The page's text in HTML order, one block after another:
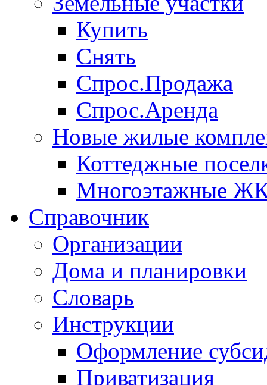
Купить
Снять
Спрос.Продажа
Спрос.Аренда
Новые жилые
Коттеджные
Многоэтажные
Справочник
Организации
Дома и планировки
Словарь
Инструкции
Оформление
Приватизация